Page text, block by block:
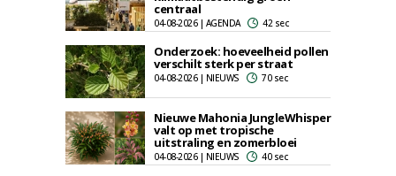
centraal
04-08-2026 | AGENDA 42 sec
Onderzoek: hoeveelheid pollen
verschilt sterk per straat
04-08-2026 | NIEUWS 70 sec
Nieuwe Mahonia JungleWhisper
valt op met tropische
uitstraling en zomerbloei
04-08-2026 | NIEUWS 40 sec